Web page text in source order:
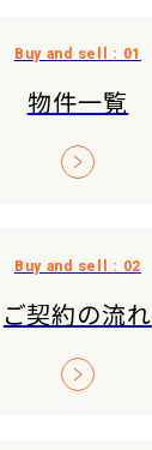
物件一覧
ご契約の流れ